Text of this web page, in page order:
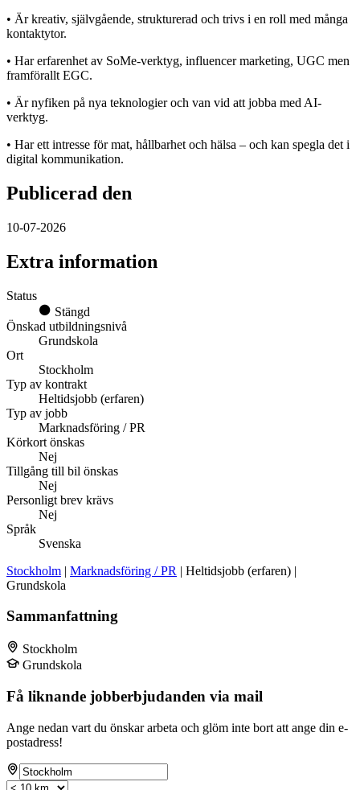
• Är kreativ, självgående, strukturerad och trivs i en roll med många
kontaktytor.
• Har erfarenhet av SoMe-verktyg, influencer marketing, UGC men
framförallt EGC.
• Är nyfiken på nya teknologier och van vid att jobba med AI-
verktyg.
• Har ett intresse för mat, hållbarhet och hälsa – och kan spegla det i
digital kommunikation.
Publicerad den
10-07-2026
Extra information
Status
Stängd
Önskad utbildningsnivå
Grundskola
Ort
Stockholm
Typ av kontrakt
Heltidsjobb (erfaren)
Typ av jobb
Marknadsföring / PR
Körkort önskas
Nej
Tillgång till bil önskas
Nej
Personligt brev krävs
Nej
Språk
Svenska
Stockholm | Marknadsföring / PR | Heltidsjobb (erfaren) |
Grundskola
Sammanfattning
Stockholm
Grundskola
Få liknande jobberbjudanden via mail
Ange nedan vart du önskar arbeta och glöm inte bort att ange din e-
postadress!